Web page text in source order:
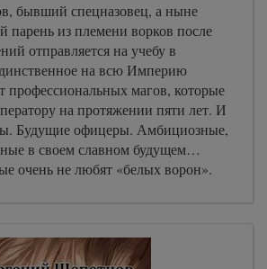
бывший спецназовец, а ныне
парень из племени ворков после
отправляется на учебу в
на всю Империю
профессиональных магов, которые
на протяжении пяти лет. И
Будущие офицеры. Амбициозные,
в своем славном будущем…
очень не любят «белых ворон».